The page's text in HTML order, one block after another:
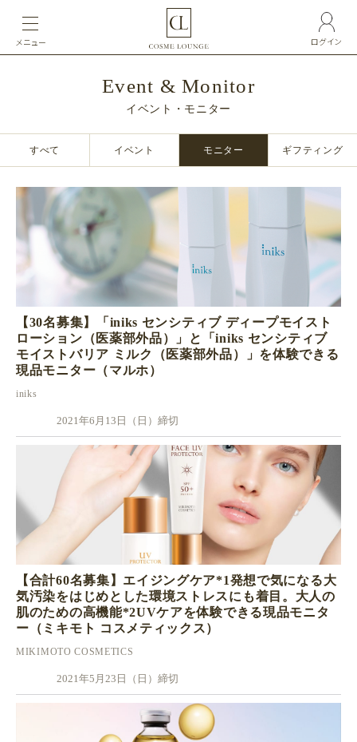
ログイン
メニュー
Event & Monitor
イベント・モニター
すべて イベント モニター ギフティング
【30名募集】「iniks センシティブ ディープモイスト
ローション（医薬部外品）」と「iniks センシティブ
モイストバリア ミルク（医薬部外品）」を体験できる
現品モニター（マルホ）
iniks
2021年6月13日（日）締切
【合計60名募集】エイジングケア*1発想で気になる大
気汚染をはじめとした環境ストレスにも着目。大人の
肌のための高機能*2UVケアを体験できる現品モニタ
ー（ミキモト コスメティックス）
MIKIMOTO COSMETICS
2021年5月23日（日）締切